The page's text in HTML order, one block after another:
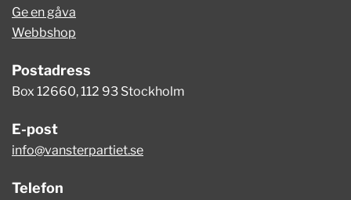
Ge en gåva
Webbshop
Postadress
Box 12660, 112 93 Stockholm
E-post
info@vansterpartiet.se
Telefon